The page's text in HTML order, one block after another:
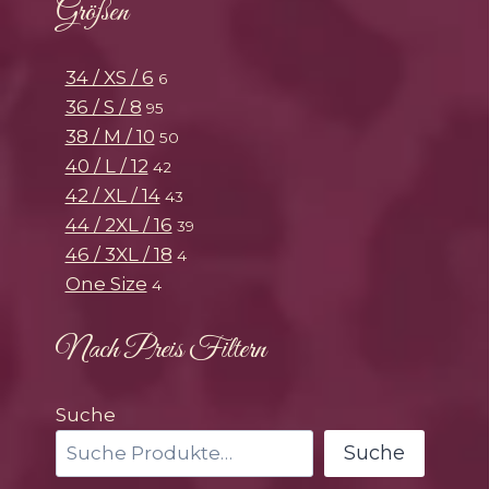
Größen
34 / XS / 6 6
36 / S / 8 95
38 / M / 10 50
40 / L / 12 42
42 / XL / 14 43
44 / 2XL / 16 39
46 / 3XL / 18 4
One Size 4
Nach Preis Filtern
Suche
Suche